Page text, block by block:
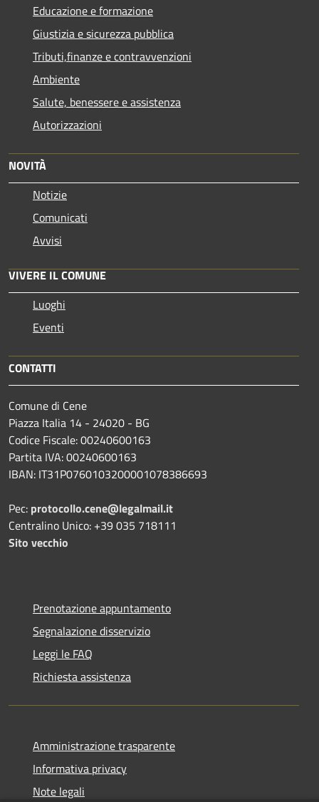
Educazione e formazione
Giustizia e sicurezza pubblica
Tributi,finanze e contravvenzioni
Ambiente
Salute, benessere e assistenza
Autorizzazioni
NOVITÀ
Notizie
Comunicati
Avvisi
VIVERE IL COMUNE
Luoghi
Eventi
CONTATTI
Comune di Cene
Piazza Italia 14 - 24020 - BG
Codice Fiscale: 00240600163
Partita IVA: 00240600163
IBAN: IT31P0760103200001078386693
Pec: protocollo.cene@legalmail.it
Centralino Unico: +39 035 718111
Sito vecchio
Prenotazione appuntamento
Segnalazione disservizio
Leggi le FAQ
Richiesta assistenza
Amministrazione trasparente
Informativa privacy
Note legali